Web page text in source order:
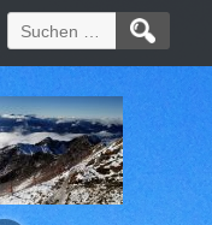
Suchen
nach: